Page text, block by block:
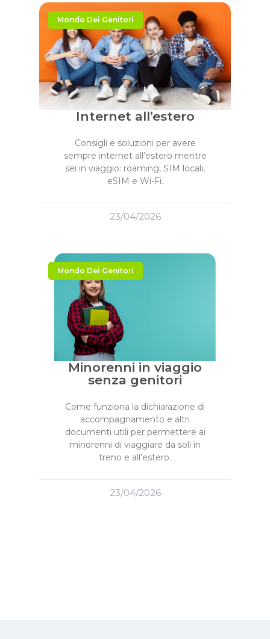
Mondo Dei Genitori
Internet all’estero
Consigli e soluzioni per avere
sempre internet all’estero mentre
sei in viaggio: roaming, SIM locali,
eSIM e Wi-Fi.
23/04/2026
Mondo Dei Genitori
Minorenni in viaggio
senza genitori
Come funziona la dichiarazione di
accompagnamento e altri
documenti utili per permettere ai
minorenni di viaggiare da soli in
treno e all’estero.
23/04/2026